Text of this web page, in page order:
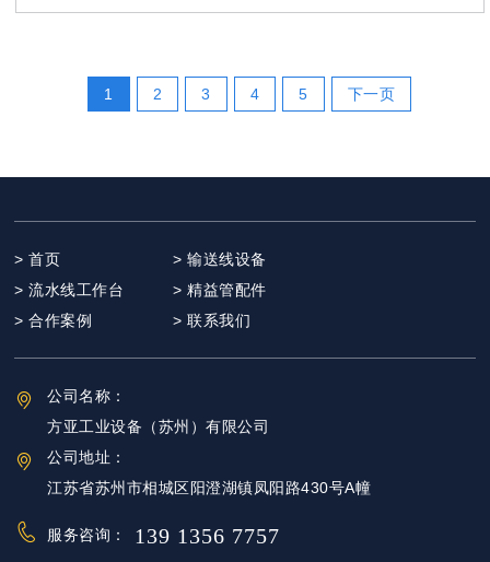
1 2 3 4 5 下一页
> 首页
> 输送线设备
> 流水线工作台
> 精益管配件
> 合作案例
> 联系我们
公司名称：
方亚工业设备（苏州）有限公司
公司地址：
江苏省苏州市相城区阳澄湖镇凤阳路430号A幢
服务咨询： 139 1356 7757